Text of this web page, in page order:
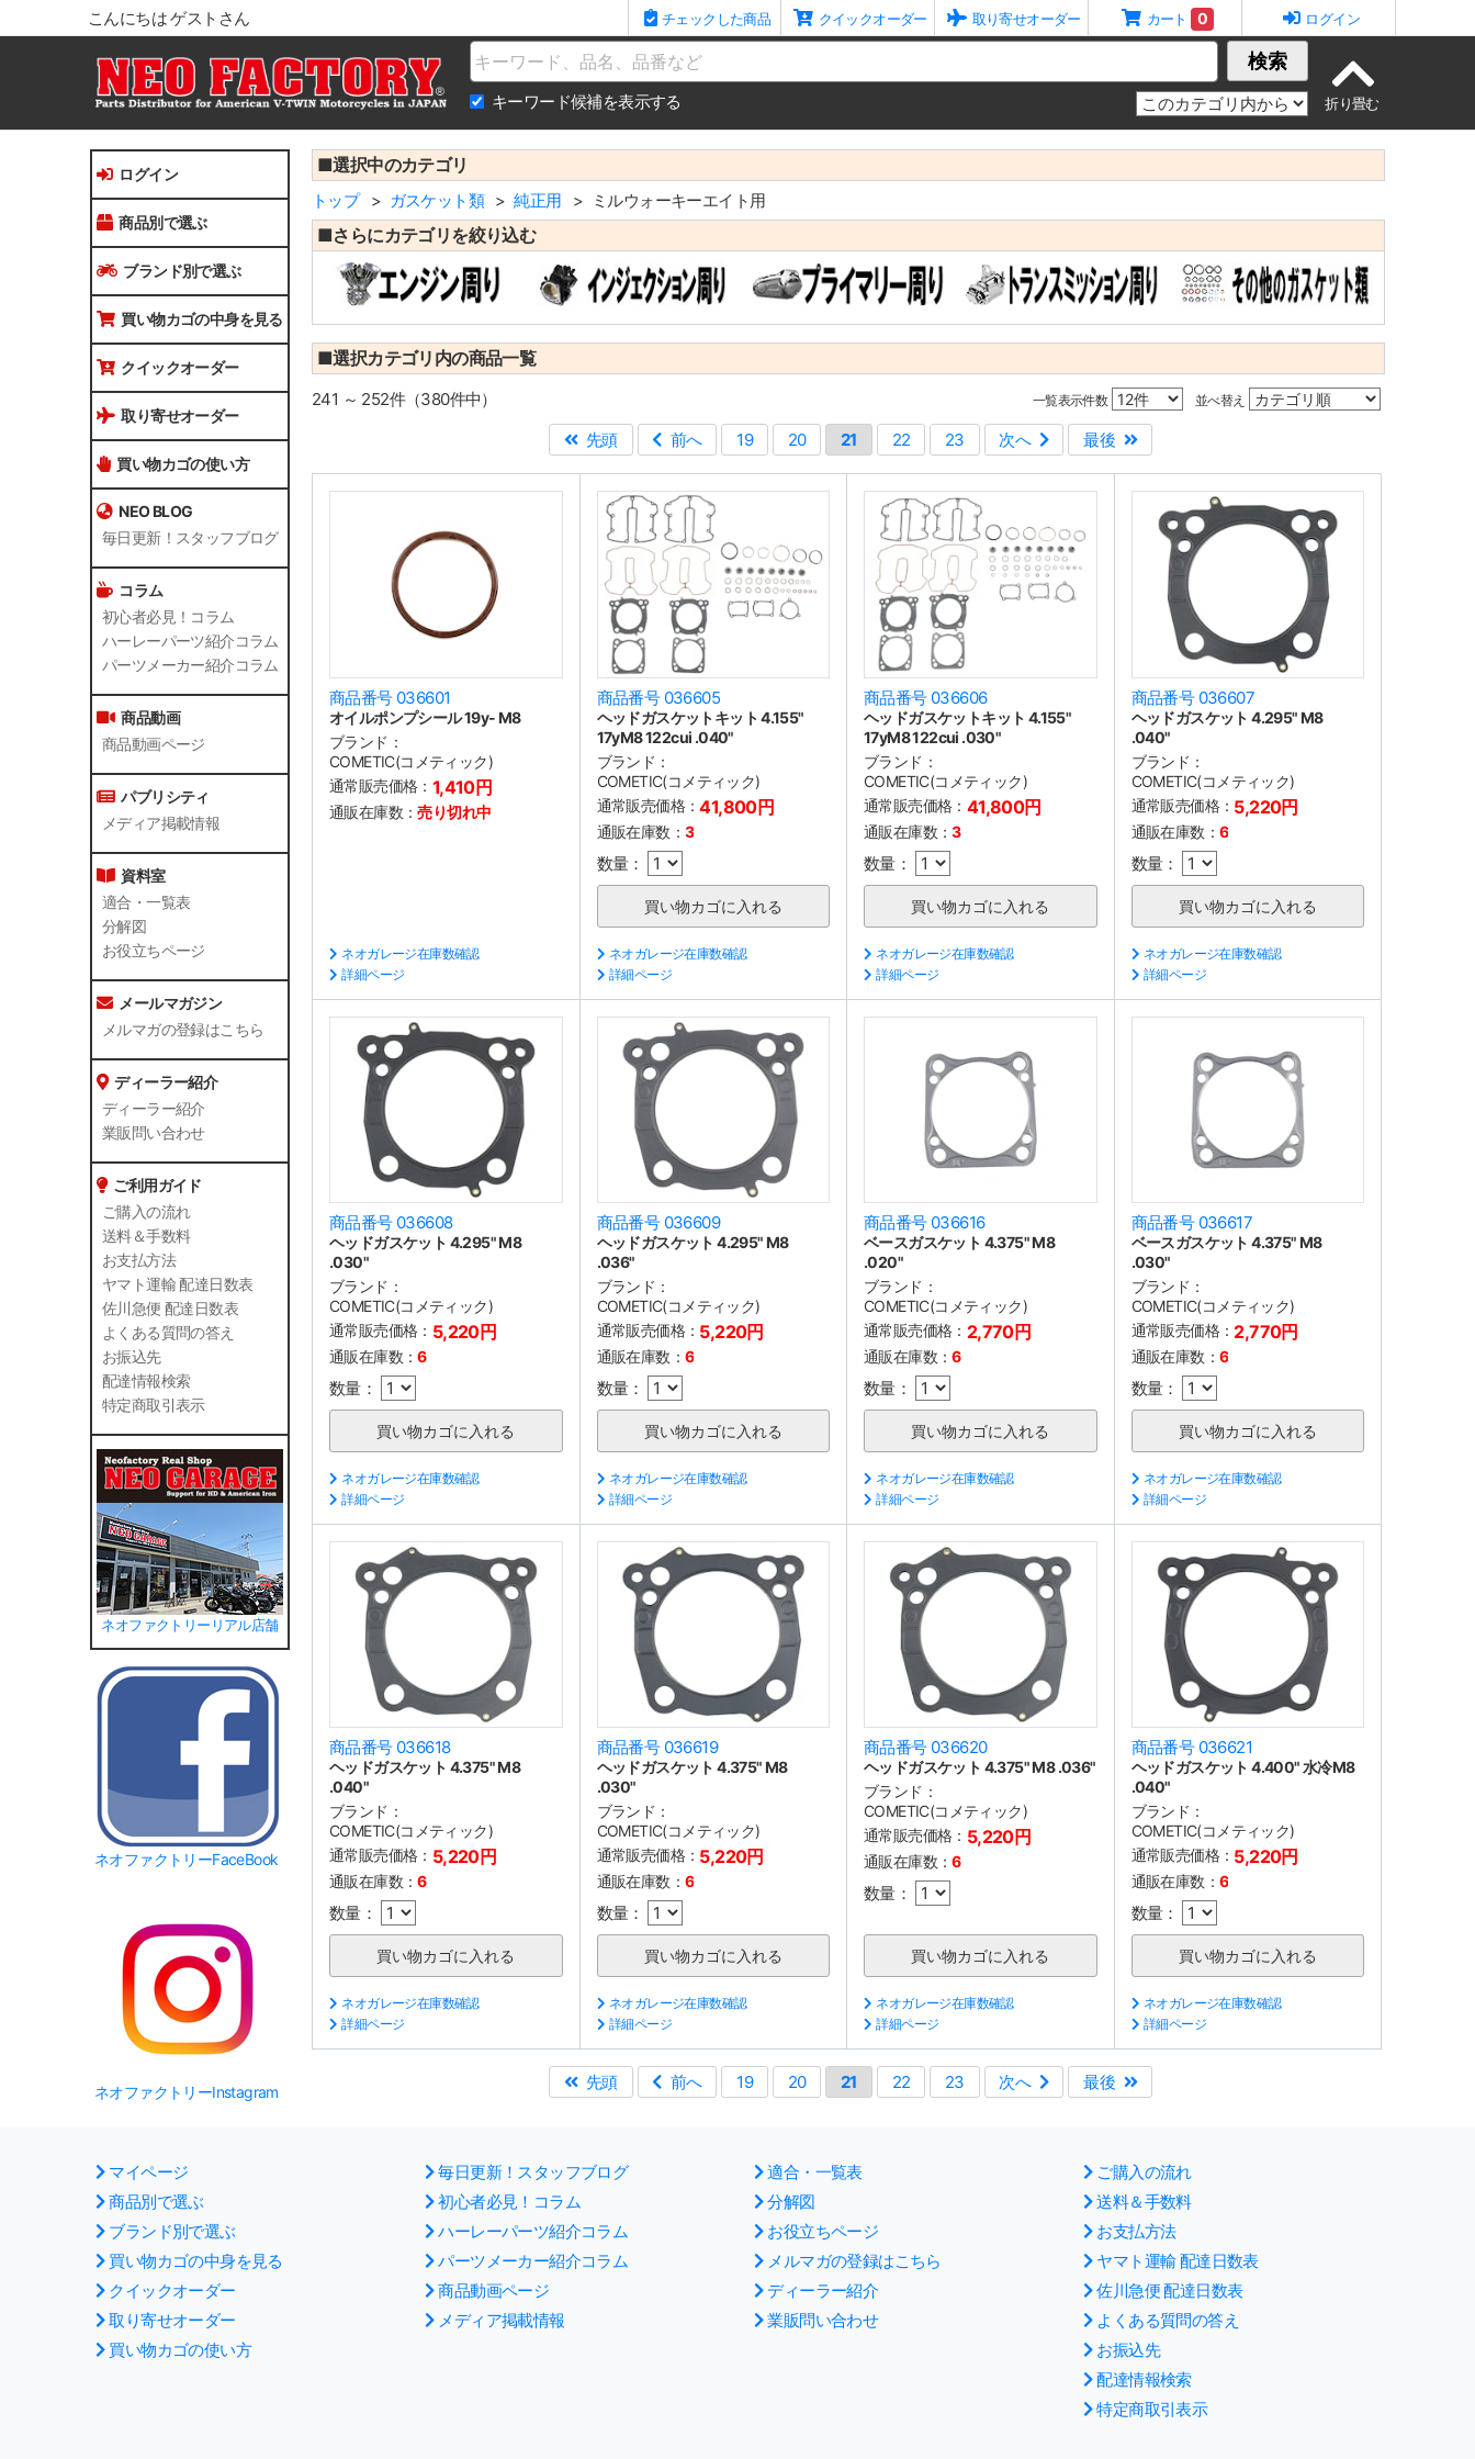
こんにちは ゲストさん チェックした商品 クイックオーダー 取り寄せオーダー カート 0 ログイン
Name 検索
キーワード候補を表示する
ログイン
商品別で選ぶ
ブランド別で選ぶ
買い物カゴの中身を見る
クイックオーダー
取り寄せオーダー
買い物カゴの使い方
NEO BLOG
毎日更新！スタッフブログ
コラム
初心者必見！コラム
ハーレーパーツ紹介コラム
パーツメーカー紹介コラム
商品動画
商品動画ページ
パブリシティ
メディア掲載情報
資料室
適合・一覧表
分解図
お役立ちページ
メールマガジン
メルマガの登録はこちら
ディーラー紹介
ディーラー紹介
業販問い合わせ
ご利用ガイド
ご購入の流れ
送料＆手数料
お支払方法
ヤマト運輸 配達日数表
佐川急便 配達日数表
よくある質問の答え
お振込先
配達情報検索
特定商取引表示
ネオファクトリーリアル店舗
ネオファクトリーFaceBook
ネオファクトリーInstagram
■選択中のカテゴリ
トップ ガスケット類 純正用 ミルウォーキーエイト用
■さらにカテゴリを絞り込む
■選択カテゴリ内の商品一覧
一覧表示件数 並べ替え
241 ～ 252件（380件中）
先頭
前へ 19 20 21 22 23 次へ 最後
商品番号 036601
オイルポンプシール 19y- M8
ブランド：
COMETIC(コメティック)
通常販売価格： 1,410円
通販在庫数：売り切れ中
ネオガレージ在庫数確認
詳細ページ
商品番号 036605
ヘッドガスケットキット 4.155"
17yM8 122cui .040"
ブランド：
COMETIC(コメティック)
通常販売価格：41,800円
通販在庫数： 3
数量：
ネオガレージ在庫数確認
詳細ページ
商品番号 036606
ヘッドガスケットキット 4.155"
17yM8 122cui .030"
ブランド：
COMETIC(コメティック)
通常販売価格： 41,800円
通販在庫数：3
数量：
ネオガレージ在庫数確認
詳細ページ
商品番号 036607
ヘッドガスケット 4.295" M8
.040"
ブランド：
COMETIC(コメティック)
通常販売価格： 5,220円
通販在庫数： 6
数量：
ネオガレージ在庫数確認
詳細ページ
商品番号 036608
ヘッドガスケット 4.295" M8
.030"
ブランド：
COMETIC(コメティック)
通常販売価格： 5,220円
通販在庫数：6
数量：
ネオガレージ在庫数確認
詳細ページ
商品番号 036609
ヘッドガスケット 4.295" M8
.036"
ブランド：
COMETIC(コメティック)
通常販売価格： 5,220円
通販在庫数： 6
数量：
ネオガレージ在庫数確認
詳細ページ
商品番号 036616
ベースガスケット 4.375" M8
.020"
ブランド：
COMETIC(コメティック)
通常販売価格： 2,770円
通販在庫数：6
数量：
ネオガレージ在庫数確認
詳細ページ
商品番号 036617
ベースガスケット 4.375" M8
.030"
ブランド：
COMETIC(コメティック)
通常販売価格： 2,770円
通販在庫数： 6
数量：
ネオガレージ在庫数確認
詳細ページ
商品番号 036618
ヘッドガスケット 4.375" M8
.040"
ブランド：
COMETIC(コメティック)
通常販売価格： 5,220円
通販在庫数：6
数量：
ネオガレージ在庫数確認
詳細ページ
商品番号 036619
ヘッドガスケット 4.375" M8
.030"
ブランド：
COMETIC(コメティック)
通常販売価格： 5,220円
通販在庫数： 6
数量：
ネオガレージ在庫数確認
詳細ページ
商品番号 036620
ヘッドガスケット 4.375" M8 .036"
ブランド：
COMETIC(コメティック)
通常販売価格： 5,220円
通販在庫数：6
数量：
ネオガレージ在庫数確認
詳細ページ
商品番号 036621
ヘッドガスケット 4.400" 水冷M8
.040"
ブランド：
COMETIC(コメティック)
通常販売価格： 5,220円
通販在庫数： 6
数量：
ネオガレージ在庫数確認
詳細ページ
先頭 前へ 19 20 21 22 23 次へ 最後
マイページ
商品別で選ぶ
ブランド別で選ぶ
買い物カゴの中身を見る
クイックオーダー
取り寄せオーダー
買い物カゴの使い方
毎日更新！スタッフブログ
初心者必見！コラム
ハーレーパーツ紹介コラム
パーツメーカー紹介コラム
商品動画ページ
メディア掲載情報
適合・一覧表
分解図
お役立ちページ
メルマガの登録はこちら
ディーラー紹介
業販問い合わせ
ご購入の流れ
送料＆手数料
お支払方法
ヤマト運輸 配達日数表
佐川急便 配達日数表
よくある質問の答え
お振込先
配達情報検索
特定商取引表示